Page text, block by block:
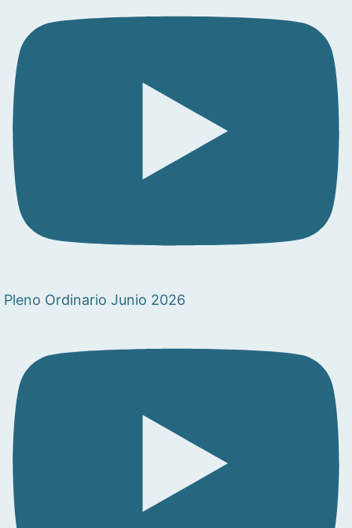
Pleno Ordinario Junio 2026